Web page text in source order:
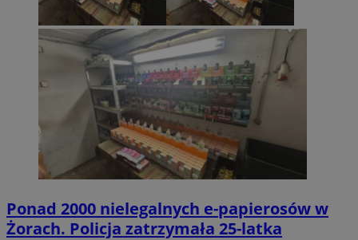
Ponad 2000 nielegalnych e-papierosów w
Żorach. Policja zatrzymała 25-latka